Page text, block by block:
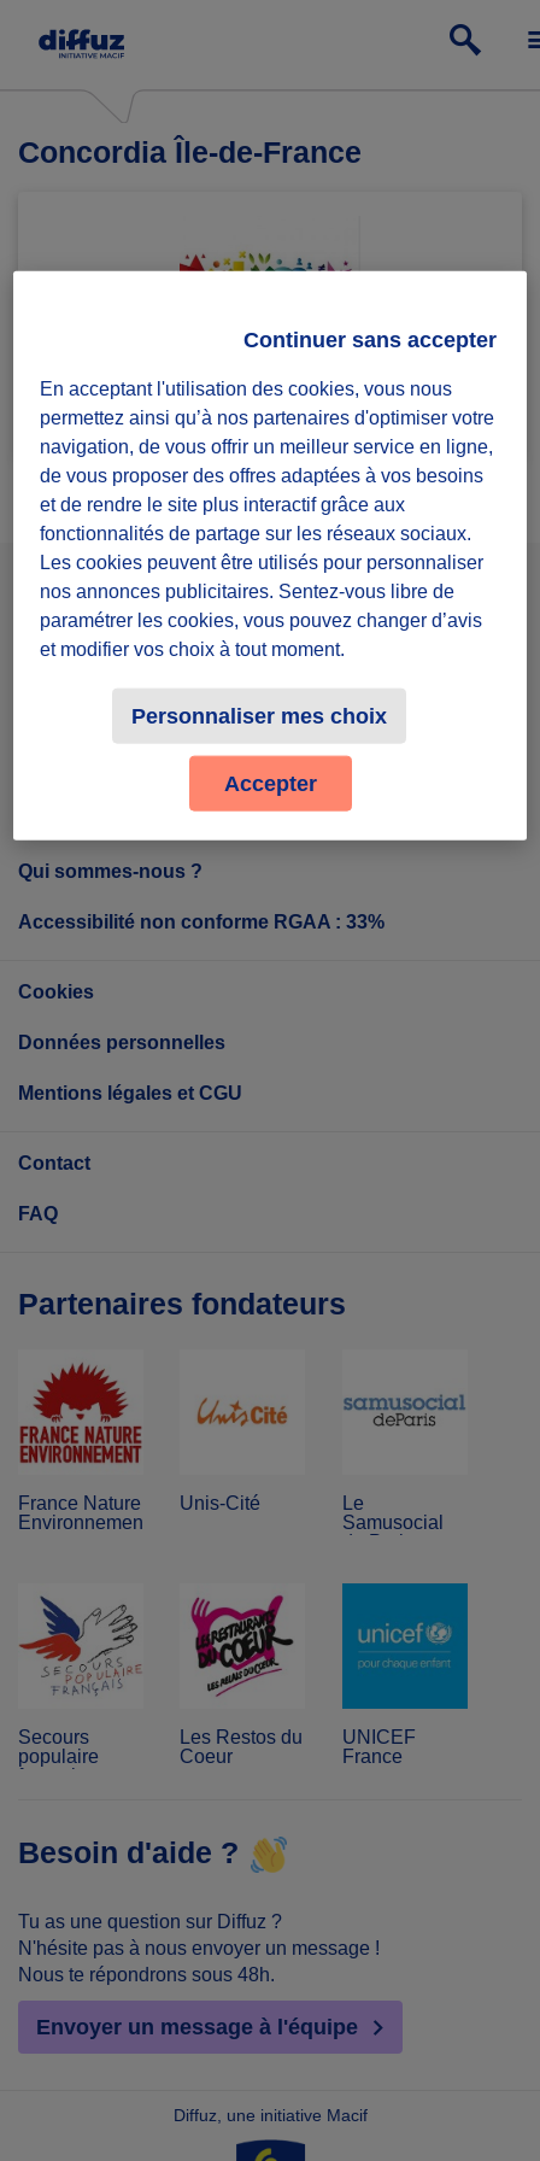
Concordia Île-de-France
Rejoindre le groupe 1 défi lancé
FacebookInstagramYoutube
Tout sur Diffuz
Qui sommes-nous ?
Accessibilité non conforme RGAA : 33%
Cookies
Données personnelles
Mentions légales et CGU
Contact
FAQ
Partenaires fondateurs
France Nature
Environnement
Unis-Cité
Le
Samusocial
de Paris
Secours
populaire
français
Les Restos du
Coeur
UNICEF
France
Besoin d'aide ?
Tu as une question sur Diffuz ?
N'hésite pas à nous envoyer un message !
Nous te répondrons sous 48h.
Envoyer un message à l'équipe
Diffuz, une initiative Macif
En acceptant l'utilisation des cookies, vous nous
permettez ainsi qu’à nos partenaires d'optimiser votre
navigation, de vous offrir un meilleur service en ligne,
de vous proposer des offres adaptées à vos besoins
et de rendre le site plus interactif grâce aux
fonctionnalités de partage sur les réseaux sociaux.
Les cookies peuvent être utilisés pour personnaliser
nos annonces publicitaires. Sentez-vous libre de
paramétrer les cookies, vous pouvez changer d’avis
et modifier vos choix à tout moment.
Personnaliser mes choix
Continuer sans accepter
Accepter